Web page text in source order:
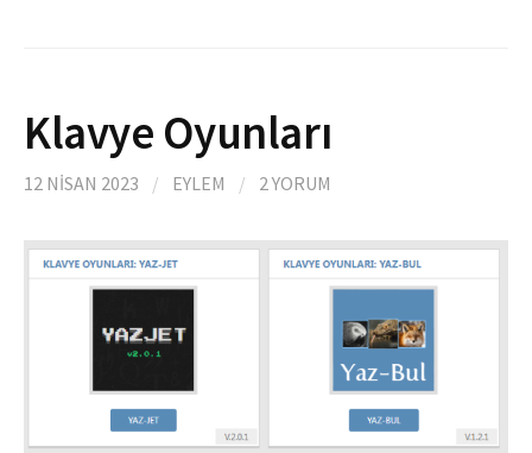
Klavye Oyunları
12 NISAN 2023 / EYLEM / 2 YORUM